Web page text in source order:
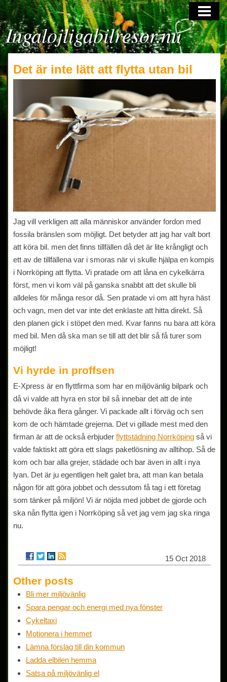
HOME
Ingalojligabilresor.nu
Det är inte lätt att flytta utan bil
Jag vill verkligen att alla människor använder fordon med
fossila bränslen som möjligt. Det betyder att jag har valt bort
att köra bil. men det finns tillfällen då det är lite krångligt och
ett av de tillfällena var i smoras när vi skulle hjälpa en kompis
i Norrköping att flytta. Vi pratade om att låna en cykelkärra
först, men vi kom väl på ganska snabbt att det skulle bli
alldeles för många resor då. Sen pratade vi om att hyra häst
och vagn, men det var inte det enklaste att hitta direkt. Så
den planen gick i stöpet den med. Kvar fanns nu bara att köra
med bil. Men då ska man se till att det blir så få turer som
möjligt!
Vi hyrde in proffsen
E-Xpress är en flyttfirma som har en miljövänlig bilpark och
då vi valde att hyra en stor bil så innebar det att de inte
behövde åka flera gånger. Vi packade allt i förväg och sen
kom de och hämtade grejerna. Det vi gillade mest med den
firman är att de också erbjuderflyttstädning Norrköping så vi
valde faktiskt att göra ett slags paketlösning av alltihop. Så de
kom och bar alla grejer, städade och bar även in allt i nya
lyan. Det är ju egentligen helt galet bra, att man kan betala
någon för att göra jobbet och dessutom få tag i ett företag
som tänker på miljön! Vi är nöjda med jobbet de gjorde och
ska nån flytta igen i Norrköping så vet jag vem jag ska ringa
nu.
15 Oct 2018
Other posts
Bli mer miljövänlig
Spara pengar och energi med nya fönster
Cykeltaxi
Motionera i hemmet
Lämna förslag till din kommun
Ladda elbilen hemma
Satsa på miljövänlig el